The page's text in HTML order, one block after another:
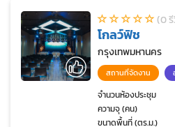
(0
โกลว์ฟิช
กรุงเทพมหานคร
สถานที่จัดงาน
จำนวนห้องประชุม
ความจุ (คน)
ขนาดพื้นที่ (ตร.ม.)